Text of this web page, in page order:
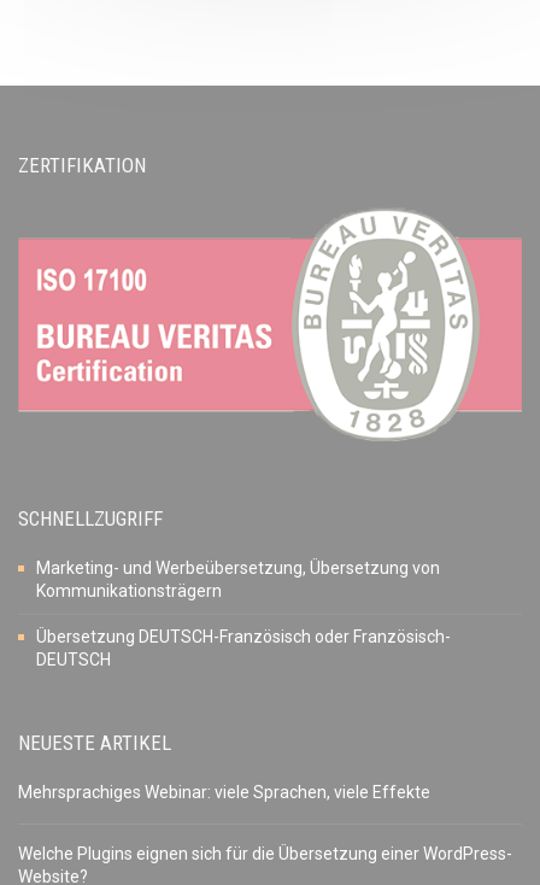
ZERTIFIKATION
SCHNELLZUGRIFF
Marketing- und Werbeübersetzung, Übersetzung von
Kommunikationsträgern
Übersetzung DEUTSCH-Französisch oder Französisch-
DEUTSCH
NEUESTE ARTIKEL
Mehrsprachiges Webinar: viele Sprachen, viele Effekte
Welche Plugins eignen sich für die Übersetzung einer WordPress-
Website?